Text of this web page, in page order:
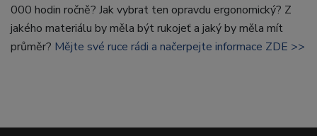
000 hodin ročně? Jak vybrat ten opravdu ergonomický? Z
jakého materiálu by měla být rukojeť a jaký by měla mít
průměr? Mějte své ruce rádi a načerpejte informace ZDE >>